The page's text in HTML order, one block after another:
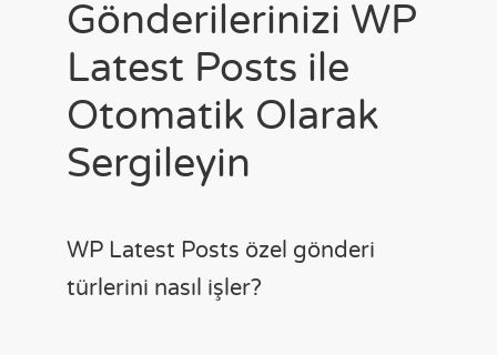
Gönderilerinizi WP
Latest Posts ile
Otomatik Olarak
Sergileyin
WP Latest Posts özel gönderi
türlerini nasıl işler?